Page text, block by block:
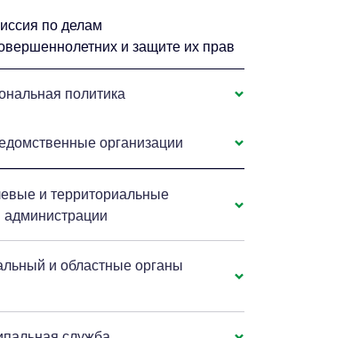
по делам
и защите их прав
политика
организации
и территориальные
администрации
и областные органы